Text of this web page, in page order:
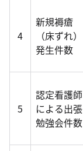
4
新規褥瘡
（床ずれ）
発生件数
5
認定看護師
による出張
勉強会件数